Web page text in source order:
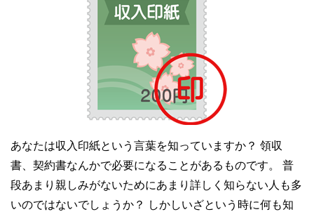
あなたは収入印紙という言葉を知っていますか？ 領収
書、契約書なんかで必要になることがあるものです。 普
段あまり親しみがないためにあまり詳しく知らない人も多
いのではないでしょうか？ しかしいざという時に何も知